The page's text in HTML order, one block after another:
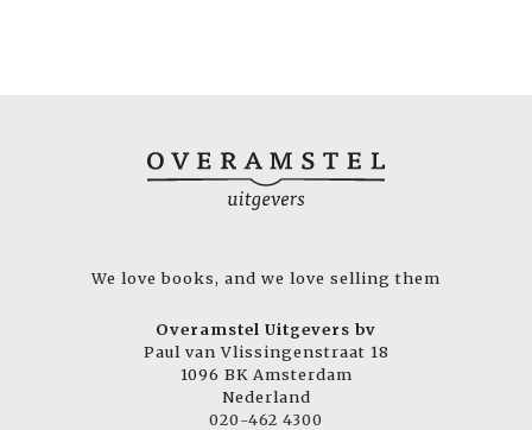
We love books, and we love selling them
Overamstel Uitgevers bv
Paul van Vlissingenstraat 18
1096 BK Amsterdam
Nederland
020-462 4300